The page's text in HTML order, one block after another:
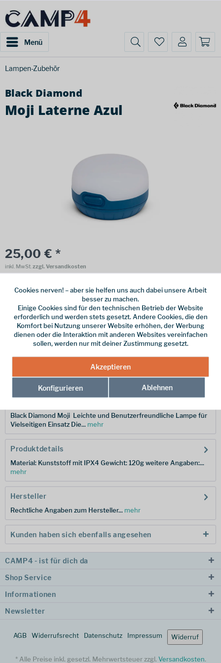
Menü
Lampen-Zubehör
Black Diamond
Moji Laterne Azul
25,00 € *
inkl. MwSt.zzgl. Versandkosten
vorrätig | Lieferzeit 1-3 Werktage
In denWarenkorb
Merken
BD6206834004ALL1
Black Diamond Moji  Leichte und Benutzerfreundliche Lampe für
Vielseitigen Einsatz Die... mehr
Produktdetails
Material: Kunststoff mit IPX4 Gewicht: 120g weitere Angaben:...
mehr
Hersteller
Rechtliche Angaben zum Hersteller... mehr
Kunden haben sich ebenfalls angesehen
CAMP4 - ist für dich da
Shop Service
Informationen
Newsletter
AGB Widerrufsrecht Datenschutz Impressum Widerruf
* Alle Preise inkl. gesetzl. Mehrwertsteuer zzgl. Versandkosten.
Cookies nerven! – aber sie helfen uns auch dabei unsere Arbeit
besser zu machen.
Einige Cookies sind für den technischen Betrieb der Website
erforderlich und werden stets gesetzt. Andere Cookies, die den
Komfort bei Nutzung unserer Website erhöhen, der Werbung
dienen oder die Interaktion mit anderen Websites vereinfachen
sollen, werden nur mit deiner Zustimmung gesetzt.
Akzeptieren
Konfigurieren Ablehnen